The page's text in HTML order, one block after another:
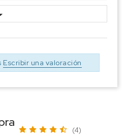
Escribir una valoración
(4)